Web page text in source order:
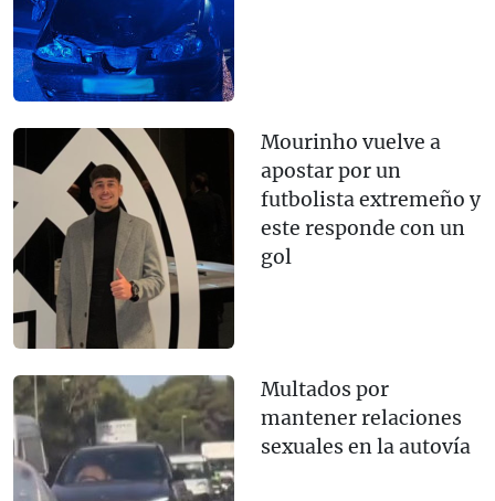
Mourinho vuelve a
apostar por un
futbolista extremeño y
este responde con un
gol
Multados por
mantener relaciones
sexuales en la autovía